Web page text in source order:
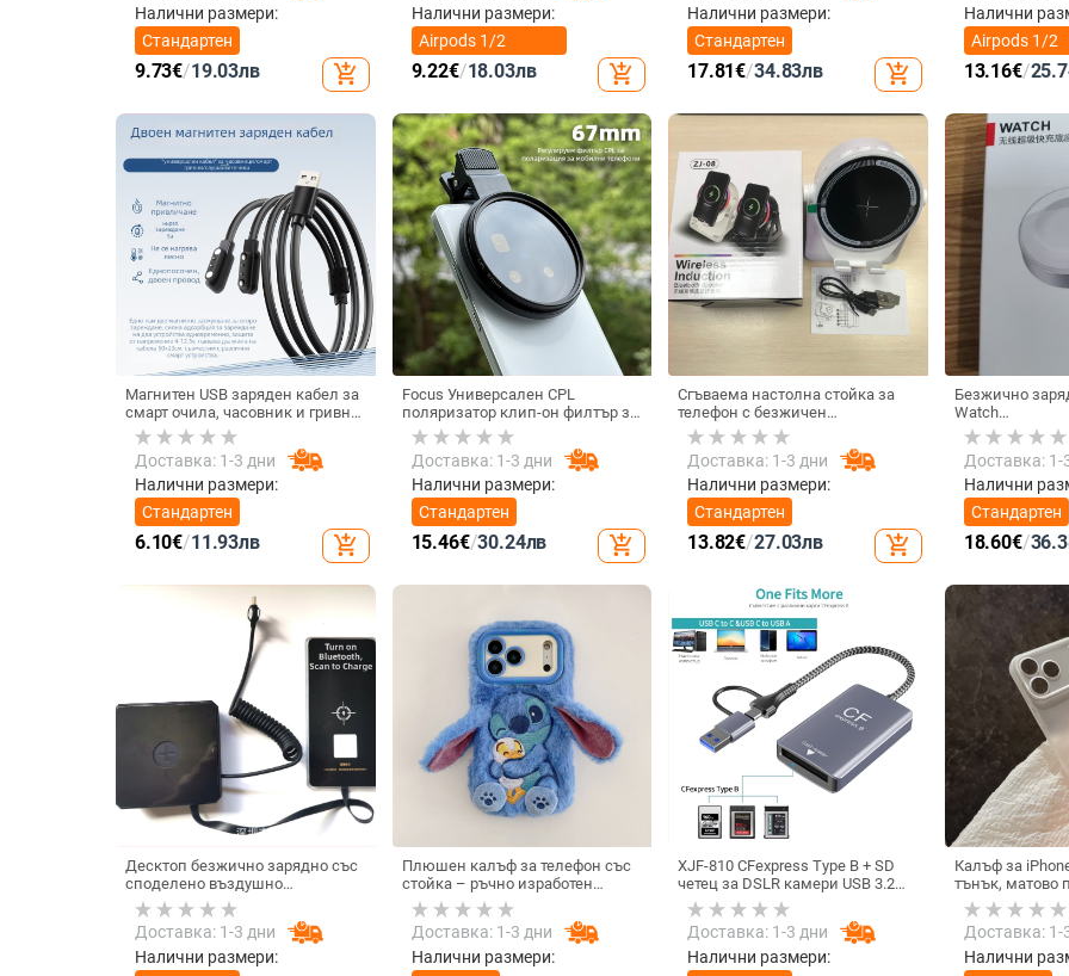
Налични размери:
Стандартен
9.73€/19.03лв add_shopping_cart
Налични размери:
Airpods 1/2
поколение
9.22€/18.03лв add_shopping_cart
Налични размери:
Стандартен
17.81€/34.83лв add_shopping_cart
Налични
Airpods 1/2
поколение
13.16€/
Магнитен USB заряден кабел за
смарт очила, часовник и гривна
– едно към две, съвместим с
4.0-12.3, марка Rising Sun
Доставка: 1-3 дни
Налични размери:
Стандартен
6.10€/11.93лв add_shopping_cart
Focus Универсален CPL
поляризатор клип-он филтър за
SLR фотоапарати, регулируем
Доставка: 1-3 дни
Налични размери:
Стандартен
15.46€/30.24лв add_shopping_cart
Сгъваема настолна стойка за
телефон с безжичен
високоговорител и амбиентно
осветление, QC4.0 бързо
зареждане, 15W, 3A изход
Доставка: 1-3 дни
Налични размери:
Стандартен
13.82€/27.03лв add_shopping_cart
Безжично
Watch
GT6/GT5/
метален
зареждане,
зареждане, 5W
Доставка: 1-
Налични
Стандартен
18.60€/
Десктоп безжично зарядно със
споделено въздушно
зареждане, 22.5W QC3.0, 2A
изход
Доставка: 1-3 дни
Налични размери:
Плюшен калъф за телефон със
стойка – ръчно изработен
карикатурен стил с бродиран
Stitch, защита срещу изпускане,
за iPhone 11–17
Доставка: 1-3 дни
Налични размери:
XJF-810 CFexpress Type B + SD
четец за DSLR камери USB 3.2
Gen 2
Доставка: 1-3 дни
Налични размери:
Калъф за
тънък, матово
на обектива,
Доставка: 1-
Налични